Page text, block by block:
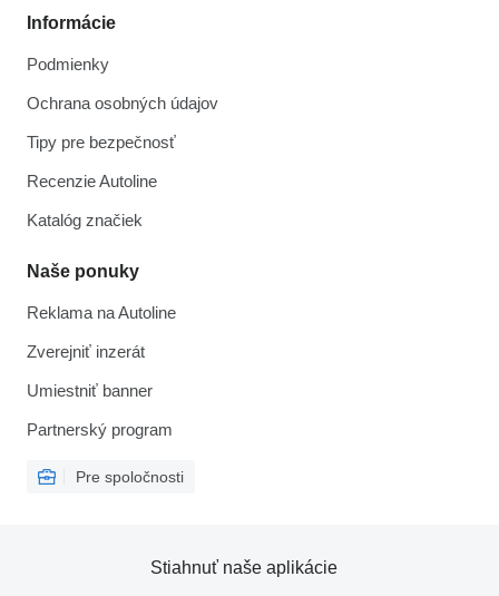
Informácie
Podmienky
Ochrana osobných údajov
Tipy pre bezpečnosť
Recenzie Autoline
Katalóg značiek
Naše ponuky
Reklama na Autoline
Zverejniť inzerát
Umiestniť banner
Partnerský program
Pre spoločnosti
Stiahnuť naše aplikácie